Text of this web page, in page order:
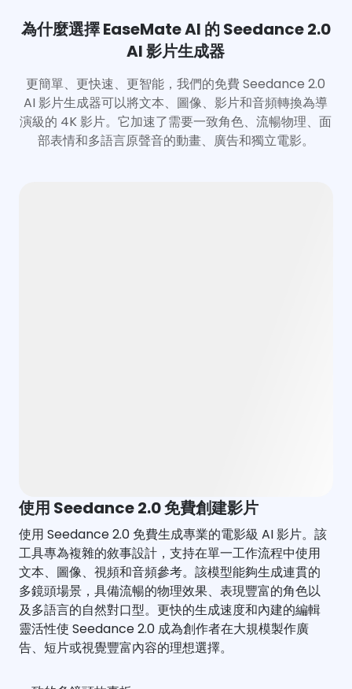
為什麼選擇 EaseMate AI 的 Seedance 2.0
AI 影片生成器
更簡單、更快速、更智能，我們的免費 Seedance 2.0
AI 影片生成器可以將文本、圖像、影片和音頻轉換為導
演級的 4K 影片。它加速了需要一致角色、流暢物理、面
部表情和多語言原聲音的動畫、廣告和獨立電影。
使用 Seedance 2.0 免費創建影片
使用 Seedance 2.0 免費生成專業的電影級 AI 影片。該
工具專為複雜的敘事設計，支持在單一工作流程中使用
文本、圖像、視頻和音頻參考。該模型能夠生成連貫的
多鏡頭場景，具備流暢的物理效果、表現豐富的角色以
及多語言的自然對口型。更快的生成速度和內建的編輯
靈活性使 Seedance 2.0 成為創作者在大規模製作廣
告、短片或視覺豐富內容的理想選擇。